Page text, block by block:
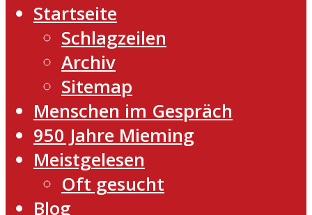
Startseite
Schlagzeilen
Archiv
Sitemap
Menschen im Gespräch
950 Jahre Mieming
Meistgelesen
Oft gesucht
Blog